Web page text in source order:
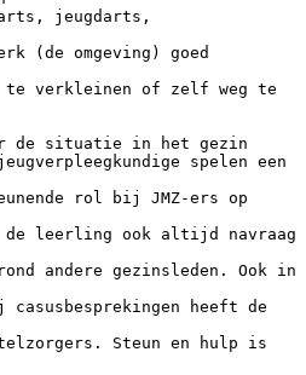
jeugdarts,
(de omgeving) goed
verkleinen of zelf weg te
de situatie in het gezin
spelen een
rol bij JMZ-ers op
de leerling ook altijd navraag
andere gezinsleden. Ook in
heeft de
Steun en hulp is